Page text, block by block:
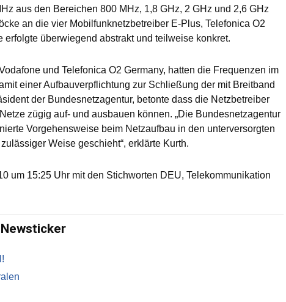
aus den Bereichen 800 MHz, 1,8 GHz, 2 GHz und 2,6 GHz
an die vier Mobilfunknetzbetreiber E-Plus, Telefonica O2
überwiegend abstrakt und teilweise konkret.
und Telefonica O2 Germany, hatten die Frequenzen im
einer Aufbauverpflichtung zur Schließung der mit Breitband
der Bundesnetzagentur, betonte dass die Netzbetreiber
zügig auf- und ausbauen können. „Die Bundesnetzagentur
Vorgehensweise beim Netzaufbau in den unterversorgten
Weise geschieht“, erklärte Kurth.
um 15:25 Uhr mit den Stichworten DEU, Telekommunikation